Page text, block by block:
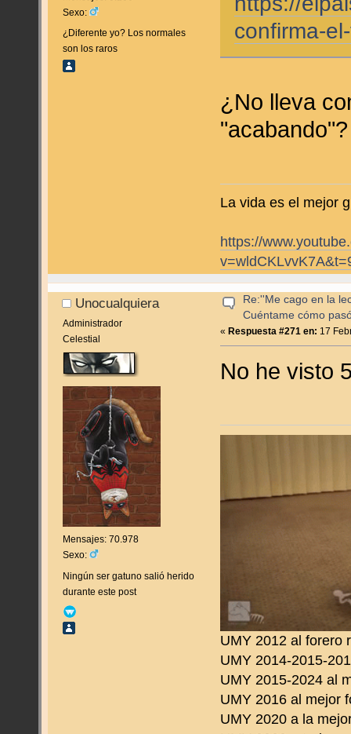
Sexo:
¿Diferente yo? Los normales
son los raros
confirma-
¿No lleva
La vida es el mejor
https://
Unocualquiera
Administrador
Celestial
Mensajes: 70.978
Sexo:
Ningún ser gatuno salió herido
durante este post
Re:''Me cago en la
Cuéntame cómo
« Respuesta #271 en: 17
No he visto
UMY 2012 al forero
UMY 2014-2015-
UMY 2015-2024 al
UMY 2016 al mejor
UMY 2020 a la